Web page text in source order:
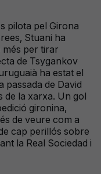
pilota pel Girona
Stuani ha
per tirar
de Tsygankov
ha estat el
passada de David
de la xarxa. Un gol
gironina,
de veure com a
cap perillós sobre
la Real Sociedad i